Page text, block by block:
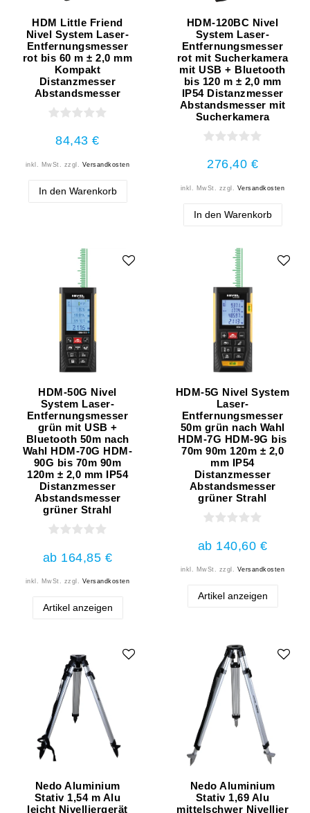
HDM Little Friend
Nivel System Laser-
Entfernungsmesser
rot bis 60 m ± 2,0 mm
Kompakt
Distanzmesser
Abstandsmesser
84,43 €
inkl. MwSt. zzgl. Versandkosten
In den Warenkorb
HDM-120BC Nivel
System Laser-
Entfernungsmesser
rot mit Sucherkamera
mit USB + Bluetooth
bis 120 m ± 2,0 mm
IP54 Distanzmesser
Abstandsmesser mit
Sucherkamera
276,40 €
inkl. MwSt. zzgl. Versandkosten
In den Warenkorb
HDM-50G Nivel
System Laser-
Entfernungsmesser
grün mit USB +
Bluetooth 50m nach
Wahl HDM-70G HDM-
90G bis 70m 90m
120m ± 2,0 mm IP54
Distanzmesser
Abstandsmesser
grüner Strahl
ab 164,85 €
inkl. MwSt. zzgl. Versandkosten
Artikel anzeigen
HDM-5G Nivel System
Laser-
Entfernungsmesser
50m grün nach Wahl
HDM-7G HDM-9G bis
70m 90m 120m ± 2,0
mm IP54
Distanzmesser
Abstandsmesser
grüner Strahl
ab 140,60 €
inkl. MwSt. zzgl. Versandkosten
Artikel anzeigen
Nedo Aluminium
Stativ 1,54 m Alu
leicht Nivelliergerät
Nedo Aluminium
Stativ 1,69 Alu
mittelschwer Nivellier